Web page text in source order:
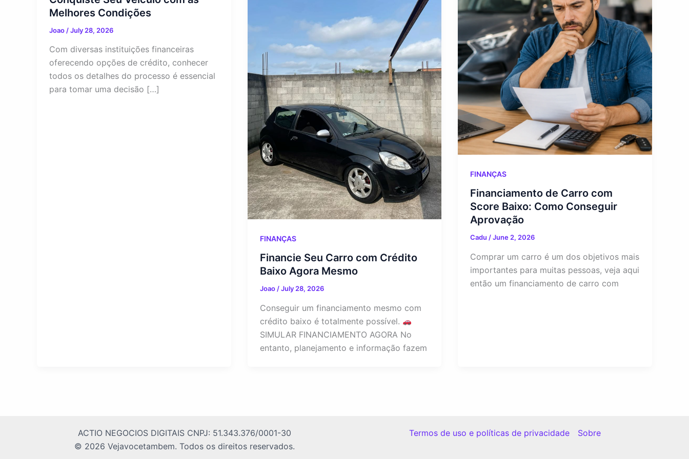
Melhores Condições
Joao /July 28, 2026
Com diversas instituições financeiras
oferecendo opções de crédito, conhecer
todos os detalhes do processo é essencial
para tomar uma decisão […]
FINANÇAS
Financie Seu Carro com Crédito
Baixo Agora Mesmo
Joao/July 28, 2026
Conseguir um financiamento mesmo com
crédito baixo é totalmente possível.
SIMULAR FINANCIAMENTO AGORA No
entanto, planejamento e informação fazem
FINANÇAS
Financiamento de Carro com
Score Baixo: Como Conseguir
Aprovação
Cadu/June 2, 2026
Comprar um carro é um dos objetivos mais
importantes para muitas pessoas, veja aqui
então um financiamento de carro com
ACTIO NEGOCIOS DIGITAIS CNPJ: 51.343.376/0001-30
© 2026 Vejavocetambem. Todos os direitos reservados.
Termos de uso e políticas de privacidade Sobre